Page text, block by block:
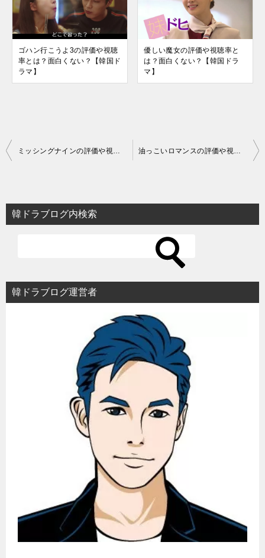
ゴハン行こうよ3の評価や視聴
率とは？面白くない？【韓国ド
ラマ】
優しい魔女の評価や視聴率と
は？面白くない？【韓国ドラ
マ】
投
ビ
ゲ
ョ
ン
ミッシングナインの評価や視聴率とは？【韓国ドラマ】 油っこいロマンスの評価や視聴率とは？【韓国ドラマ】
韓ドラブログ内検索
韓ドラブログ運営者